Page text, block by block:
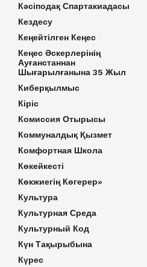
Кәсіподақ Спартакиадасы
Кездесу
Кеңейтілген Кеңес
Кеңес Әскерлерінің
Ауғанстаннан
Шығарылғанына 35 Жыл
Киберқылмыс
Кіріс
Комиссия Отырысы
Коммуналдық Қызмет
Комфортная Школа
Көкейкесті
Көкжиегің Көгерер»
Культура
Культурная Среда
Культурный Код
Күн Тақырыбына
Күрес